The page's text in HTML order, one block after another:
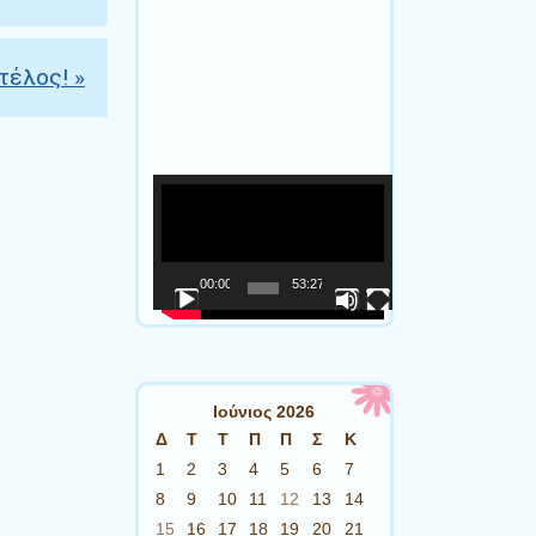
»
00:00 53:27
Ιούνιος 2026
Δ
Τ Τ Π Π Σ
Κ
1
2 3 4 5 6
7
8
9 10 11 12 13
14
15
16 17 18 19 20 21